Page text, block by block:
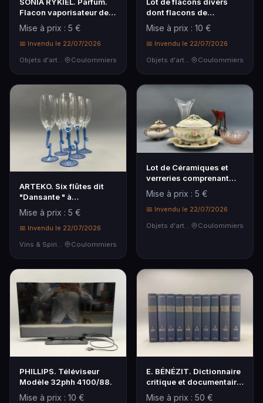
Flacon vaporisateur de
sac 7,5 ml.
Mise à prix : 5 €
📅 Invendu le 22/07/2026
Coulommiers
dont flacons de
pharmacie, flacon de p…
Mise à prix : 10 €
📅 Invendu le 22/07/2026
Coulommiers
ARTEKO. Six flûtes dit
"Dansante " à
champagne.
Mise à prix : 5 €
📅 Invendu le 22/07/2026
Vins & Spiritueux
Coulommiers
Lot de Céramiques et
verreries comprenant
vases, saladier, p…
Mise à prix : 5 €
📅 Invendu le 22/07/2026
Objets d'art & Curiosités
Coulommiers
PHILLIPS. Téléviseur
Modèle 32phh 4100/88.
Mise à prix : 10 €
E. BÉNÉZIT. Dictionnaire
critique et documentaire
des Peintr…
Mise à prix : 50 €